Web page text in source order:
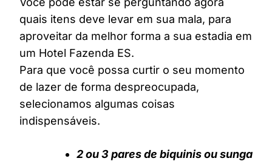
quais itens deve levar em sua mala, para
aproveitar da melhor forma a sua estadia em
um Hotel Fazenda ES.
Para que você possa curtir o seu momento
de lazer de forma despreocupada,
selecionamos algumas coisas
indispensáveis.
2 ou 3 pares de biquinis ou sunga